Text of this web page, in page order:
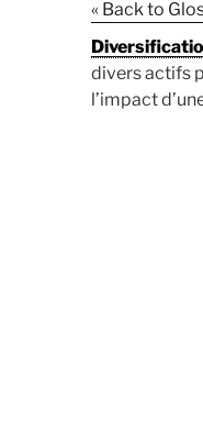
« Back to
divers actifs
l’impact